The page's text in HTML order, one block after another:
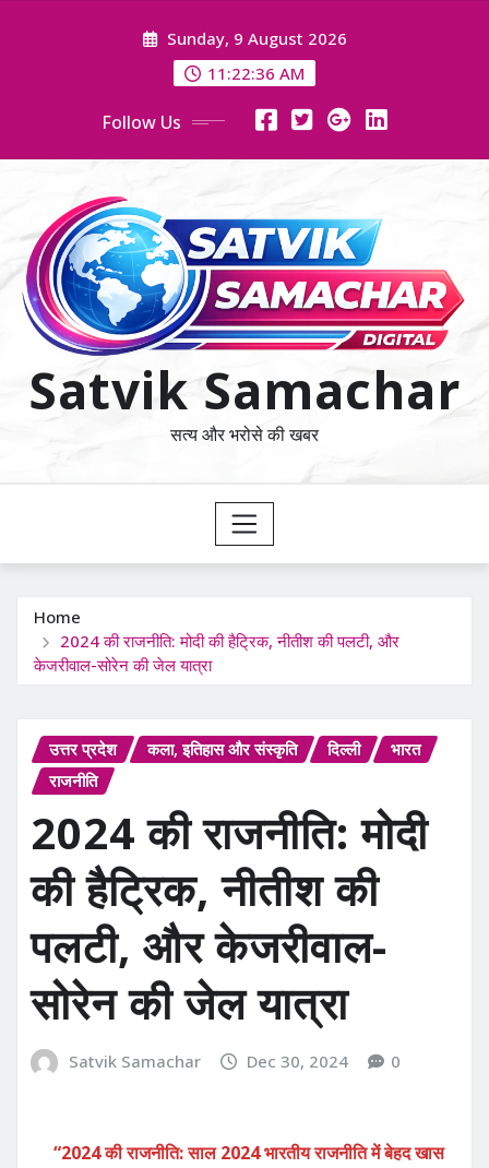
Sunday, 9 August 2026
11:22:38 AM
Follow Us
Satvik Samachar
सत्य और भरोसे की खबर
Home
2024 की राजनीति: मोदी की हैट्रिक, नीतीश की पलटी, और
केजरीवाल-सोरेन की जेल यात्रा
उत्तर प्रदेश कला, इतिहास और संस्कृति दिल्ली
भारत
राजनीति
2024 की राजनीति: मोदी
की हैट्रिक, नीतीश की
पलटी, और केजरीवाल-
सोरेन की जेल यात्रा
Satvik Samachar Dec 30, 2024 0
“2024 की राजनीति: साल 2024 भारतीय राजनीति में बेहद खास